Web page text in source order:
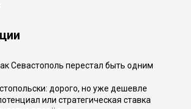
Севастополь перестал быть одним
дорого, но уже дешевле
или стратегическая ставка